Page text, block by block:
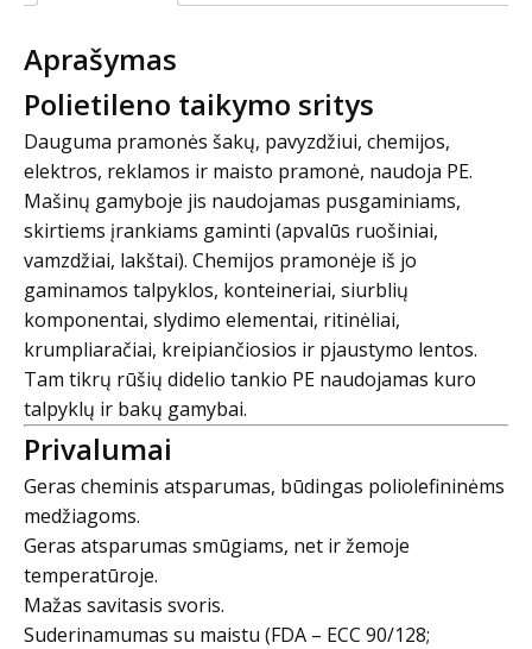
Aprašymas
Polietileno taikymo sritys
Dauguma pramonės šakų, pavyzdžiui, chemijos,
elektros, reklamos ir maisto pramonė, naudoja PE.
Mašinų gamyboje jis naudojamas pusgaminiams,
skirtiems įrankiams gaminti (apvalūs ruošiniai,
vamzdžiai, lakštai). Chemijos pramonėje iš jo
gaminamos talpyklos, konteineriai, siurblių
komponentai, slydimo elementai, ritinėliai,
krumpliaračiai, kreipiančiosios ir pjaustymo lentos.
Tam tikrų rūšių didelio tankio PE naudojamas kuro
talpyklų ir bakų gamybai.
Privalumai
Geras cheminis atsparumas, būdingas poliolefininėms
medžiagoms.
Geras atsparumas smūgiams, net ir žemoje
temperatūroje.
Mažas savitasis svoris.
Suderinamumas su maistu (FDA – ECC 90/128;